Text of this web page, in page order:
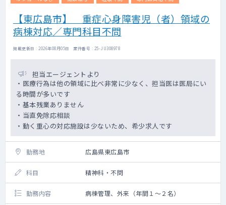
【東広島市】 重症心身障害児（者）領域の
病棟対応／専門科目不問
掲載更新日 : 2026年08月05日 案件番号 : 25-JU308978
担当エージェントより
・医療行為は他の領域に比べ非常に少なく、担当医は医局にい
る時間が多いです
・基本残業ありません
・当直免除応相談
・動く重心の対応施設は少ないため、希少求人です
勤務地 広島県東広島市
科目 精神科・不問
勤務内容 病棟管理、外来（年間１～２名）